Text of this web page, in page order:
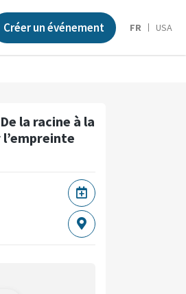
Créer un événement FR USA
la racine à la